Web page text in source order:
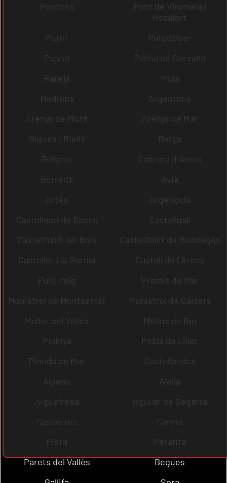
Pontons
Pont de Vilomara i
Rocafort
Pujalt
Puigdàlber
Papiol
Palma de Cervelló
Pallejà
Moià
Mediona
Argentona
Arenys de Munt
Arenys de Mar
Bigues i Riells
Berga
Bellprat
Cabrera d´Anoia
Borredà
Avià
Artés
Argençola
Castellnou de Bages
Castellgalí
Castellfullit del Boix
Castellfollit de Riubregós
Castellet i la Gornal
Castell de l´Areny
Puig-reig
Premià de Mar
Monistrol de Montserrat
Monistrol de Calders
Mollet del Vallès
Molins de Rei
Polinyà
Pobla de Lillet
Pineda de Mar
Castellbisbal
Alpens
Alella
Aiguafreda
Aguilar de Segarra
Casserres
Carme
Piera
Perafita
Parets del Vallès
Begues